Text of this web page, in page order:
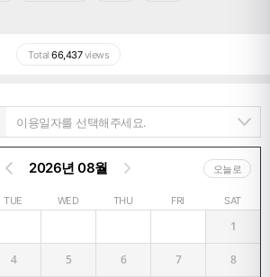
Total 66,437views
2026년 08월 오늘로
TUE WED THU FRI SAT
1
4 5 6 7 8